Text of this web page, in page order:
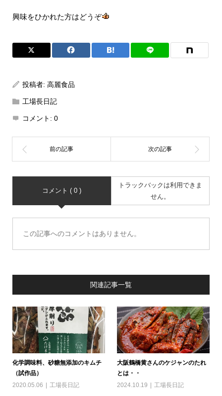
興味をひかれた方はどうぞ
投稿者: 高麗食品
工場長日記
コメント: 0
コメント ( 0 )
トラックバックは利用できま
せん。
この記事へのコメントはありません。
関連記事一覧
化学調味料、砂糖無添加のキムチ
（試作品）
2020.05.06
工場長日記
大阪鶴橋黄さんのケジャンのたれ
とは・・
2024.10.19
工場長日記